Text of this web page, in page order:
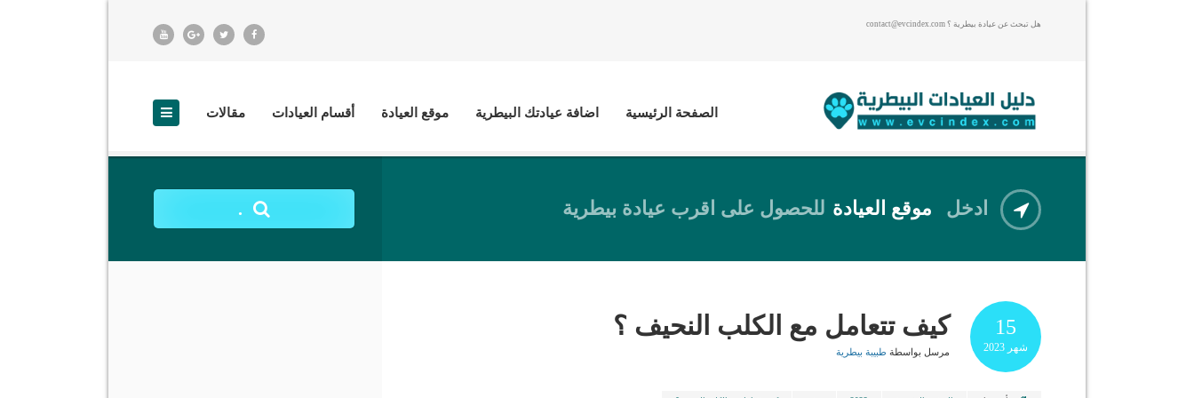
هل تبحث عن عيادة بيطرية ؟ contact@evcindex.com
الصفحة الرئيسية اضافة عيادتك البيطرية موقع العيادة أقسام العيادات مقالات
ادخل موقع العيادة للحصول على اقرب عيادة بيطرية .
15
شهر 2023
كيف تتعامل مع الكلب النحيف ؟
مرسل بواسطة طبيبة بيطرية